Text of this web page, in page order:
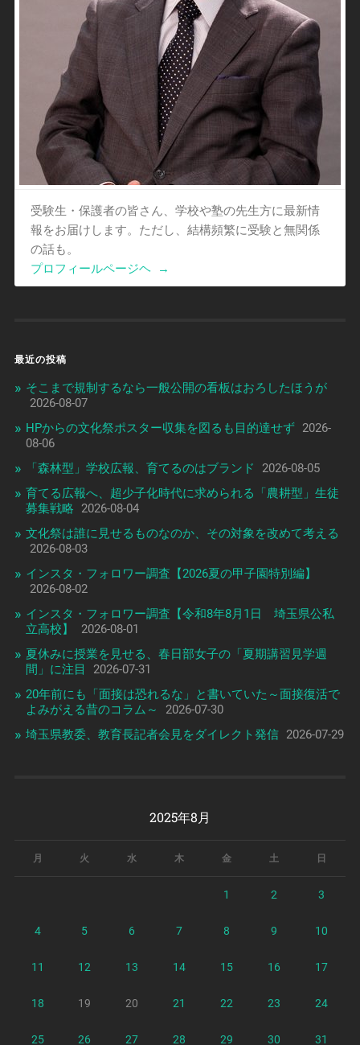
受験生・保護者の皆さん、学校や塾の先生方に最新情
報をお届けします。ただし、結構頻繁に受験と無関係
の話も。
プロフィールページヘ
→
最近の投稿
そこまで規制するなら一般公開の看板はおろしたほうが
2026-08-07
HPからの文化祭ポスター収集を図るも目的達せず 2026-
08-06
「森林型」学校広報、育てるのはブランド
2026-08-05
育てる広報へ、超少子化時代に求められる「農耕型」生徒
募集戦略
2026-08-04
文化祭は誰に見せるものなのか、その対象を改めて考える
2026-08-03
インスタ・フォロワー調査【2026夏の甲子園特別編】
2026-08-02
インスタ・フォロワー調査【令和8年8月1日 埼玉県公私
立高校】
2026-08-01
夏休みに授業を見せる、春日部女子の「夏期講習見学週
間」に注目
2026-07-31
20年前にも「面接は恐れるな」と書いていた～面接復活で
よみがえる昔のコラム～
2026-07-30
埼玉県教委、教育長記者会見をダイレクト発信 2026-07-29
2025年8月
月 火 水 木 金 土 日
1 2 3
4 5 6 7 8 9 10
11 12 13 14 15 16 17
18 19 20 21 22 23 24
25 26 27 28 29 30 31